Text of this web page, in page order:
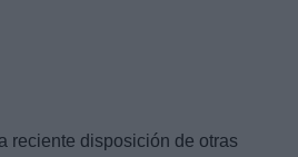
reciente disposición de otras